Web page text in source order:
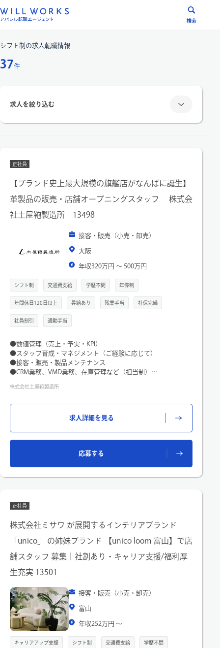
ン
ン
へ
プ
検索
シフト制 の求人転職情報
37件
求人を絞り込む
エリア
こだわり検索
閉じる
正社員
【ブランド史上最大規模の旗艦店がなんばに誕生】
革製品の販売・店舗オープニングスタッフ 株式会
社土屋鞄製造所 13498
接客・販売（小売・卸売）
大阪
年収320万円 〜 500万円
シフト制 交通費支給 学歴不問 年俸制
年間休日120日以上 昇給あり 残業手当 社保完備
社員割引 通勤手当
●数値管理（売上・予実・KPI）
●スタッフ育成・マネジメント（ご経験に応じて）
●接客・販売・製品メンテナンス
●CRM業務、VMD業務、在庫管理など（担当制）
マネジメントに関わるキャリア
アチェンジ（異動実績あり）
株式会社土屋鞄製造所
求人詳細を見る
応募する
正社員
株式会社ミサワ が展開するインテリアブランド
「unico」 の姉妹ブランド 【unico loom 富山】で店
舗スタッフ 募集｜社割あり・キャリア支援/福利厚
生充実 13501
接客・販売（小売・卸売）
富山
年収252万円 〜
キャリアアップ支援 シフト制 交通費支給 学歴不問